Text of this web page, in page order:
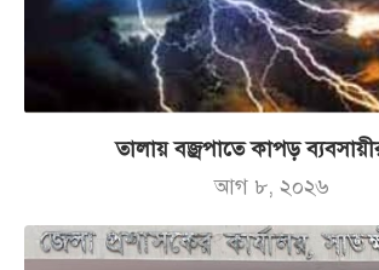
তালায় বজ্রপাতে কাপড়
আগ ৮, ২০২৬